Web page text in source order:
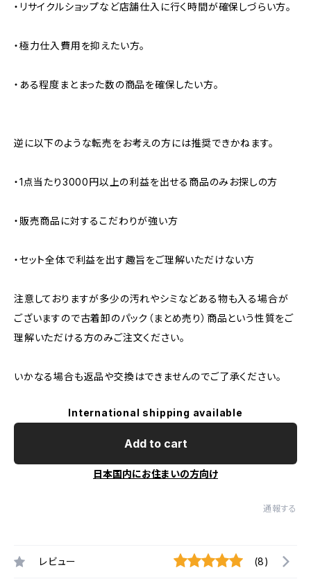
・リサイクルショップなど店舗仕入に行く時間が確保しづらい方。
・極力仕入費用を抑えたい方。
・ある程度まとまった数の商品を確保したい方。
逆に以下のような転売をお考えの方には推奨できかねます。
・1点当たり3000円以上の利益を出せる商品のみお探しの方
・販売商品に対するこだわりが強い方
・セット全体で利益を出す趣旨をご理解いただけない方
注意しておりますが多少の汚れやシミなどある物も入る場合が
ございますので古着卸のパック（まとめ売り）商品という性質をご
理解いただける方のみご注文ください。
いかなる場合も返品や交換はできませんのでご了承ください。
International shipping available
Add to cart
日本国内にお住まいの方向け
通報する
レビュー (8)